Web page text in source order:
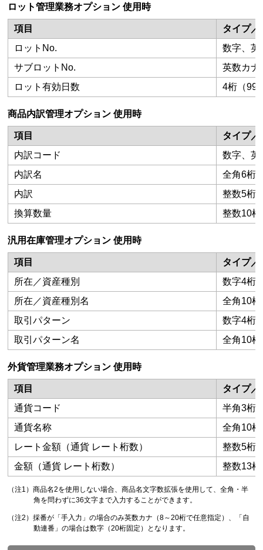
ロット管理業務オプション 使用時
項目
タイプ／
ロットNo.
数字、英
サブロットNo.
英数カナ
ロット有効日数
4桁（
商品内訳管理オプション 使用時
項目
タイプ／
内訳コード
数字、英
内訳名
全角6桁
内訳
整数5桁
換算数量
整数10
汎用在庫管理オプション 使用時
項目
タイプ／
所在／資産種別
数字4桁
所在／資産種別名
全角10
取引パターン
数字4桁
取引パターン名
全角10
外貨管理業務オプション 使用時
項目
タイプ／
通貨コード
半角3桁
通貨名称
全角10
レート金額（通貨 レート桁数）
整数5桁
金額（通貨 レート桁数）
整数13
（注1）商品名2を使用しない場合、商品名文字数拡張を使用して、全角・半
角を問わずに36文字まで入力することができます。
（注2）採番が「手入力」の場合のみ英数カナ（8～20桁で任意指定）、「自
動連番」の場合は数字（20桁固定）となります。